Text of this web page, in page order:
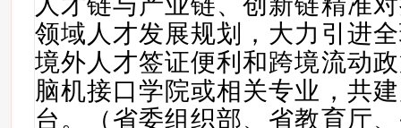
领域人才发展规划，大力引进
境外人才签证便利和跨境流动
脑机接口学院或相关专业，共
台。（省委组织部、省教育厅